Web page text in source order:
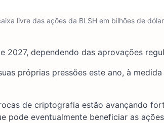
livre das ações da BLSH em bilhões de
2027, dependendo das aprovações
próprias pressões este ano, à
de criptografia estão avançando
pode eventualmente beneficiar as